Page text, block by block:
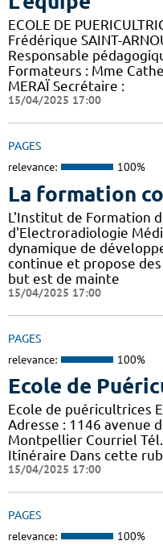
ECOLE DE
Frédérique SAINT-
Responsable
Formateurs : Mme
MERAÏ Secrétaire :
15/04/2025 17:00
PAGES
relevance: 100%
La formation
L'Institut de Formation
d'Electroradiologie
dynamique de
continue et propose
but est de mainte
15/04/2025 17:00
PAGES
relevance: 100%
Ecole de
Ecole de puéricultrices
Adresse : 1146 avenue
Montpellier Courriel
Itinéraire Dans cette
15/04/2025 17:00
PAGES
relevance: 100%